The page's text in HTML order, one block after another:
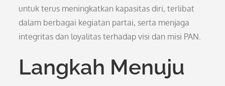
untuk terus meningkatkan kapasitas diri, terlibat
dalam berbagai kegiatan partai, serta menjaga
integritas dan loyalitas terhadap visi dan misi PAN.
Langkah Menuju